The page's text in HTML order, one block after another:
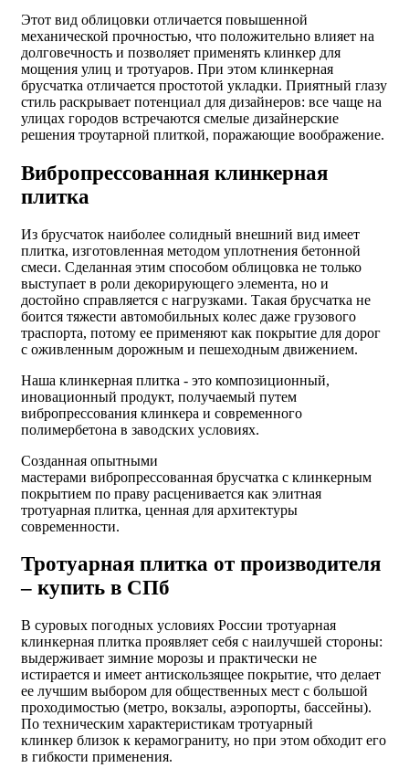
Этот вид облицовки отличается повышенной
механической прочностью, что положительно влияет на
долговечность и позволяет применять клинкер для
мощения улиц и тротуаров. При этом клинкерная
брусчатка отличается простотой укладки. Приятный глазу
стиль раскрывает потенциал для дизайнеров: все чаще на
улицах городов встречаются смелые дизайнерские
решения троутарной плиткой, поражающие воображение.
Вибропрессованная клинкерная
плитка
Из брусчаток наиболее солидный внешний вид имеет
плитка, изготовленная методом уплотнения бетонной
смеси. Сделанная этим способом облицовка не только
выступает в роли декорирующего элемента, но и
достойно справляется с нагрузками. Такая брусчатка не
боится тяжести автомобильных колес даже грузового
траспорта, потому ее применяют как покрытие для дорог
с оживленным дорожным и пешеходным движением.
Наша клинкерная плитка - это композиционный,
иновационный продукт, получаемый путем
вибропрессования клинкера и современного
полимербетона в заводских условиях.
Созданная опытными
мастерами вибропрессованная брусчатка с клинкерным
покрытием по праву расценивается как элитная
тротуарная плитка, ценная для архитектуры
современности.
Тротуарная плитка от производителя
– купить в СПб
В суровых погодных условиях России тротуарная
клинкерная плитка проявляет себя с наилучшей стороны:
выдерживает зимние морозы и практически не
истирается и имеет антискользящее покрытие, что делает
ее лучшим выбором для общественных мест с большой
проходимостью (метро, вокзалы, аэропорты, бассейны).
По техническим характеристикам тротуарный
клинкер близок к керамограниту, но при этом обходит его
в гибкости применения.